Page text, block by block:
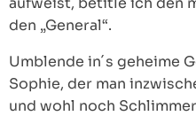
den „General“.
Umblende in´s geheime
Sophie, der man
und wohl noch